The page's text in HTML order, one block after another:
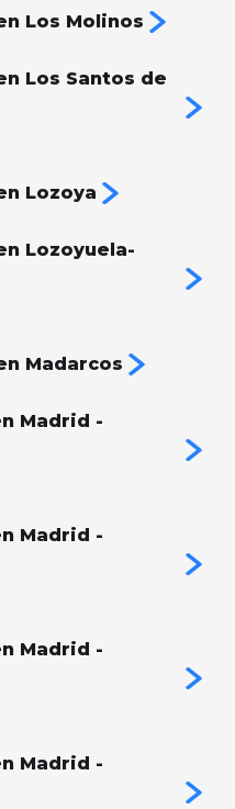
Los Molinos
Los Santos de
Lozoya
Lozoyuela-
Madarcos
Madrid -
Madrid -
Madrid -
Madrid -